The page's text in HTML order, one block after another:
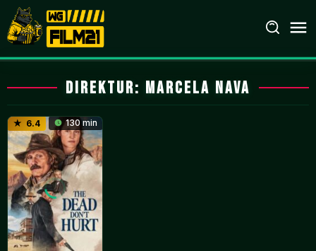
Loncat
ke
konten
Direktur: Marcela Nava
6.4 130 min